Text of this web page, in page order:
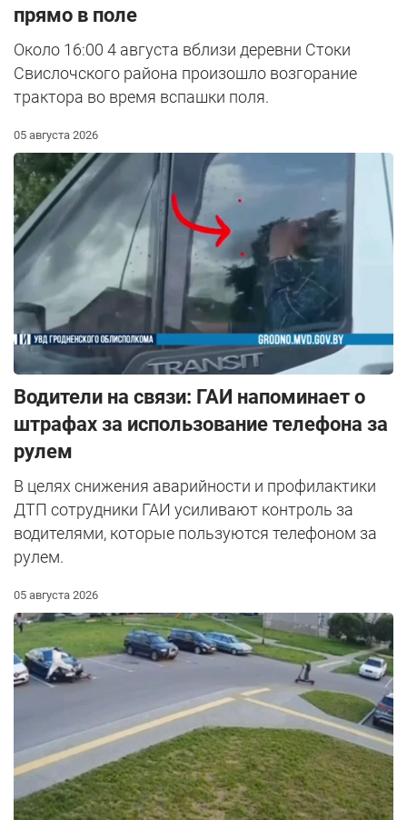
прямо в поле
Около 16:00 4 августа вблизи деревни Стоки
Свислочского района произошло возгорание
трактора во время вспашки поля.
05 августа 2026
Водители на связи: ГАИ напоминает о
штрафах за использование телефона за
рулем
В целях снижения аварийности и профилактики
ДТП сотрудники ГАИ усиливают контроль за
водителями, которые пользуются телефоном за
рулем.
05 августа 2026